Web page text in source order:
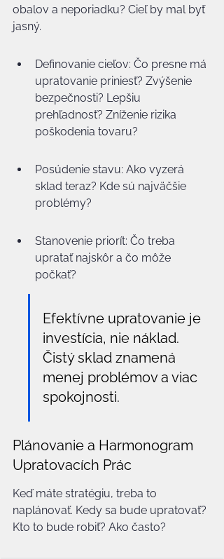
obalov a neporiadku? Cieľ by mal byť
jasný.
Definovanie cieľov: Čo presne má
upratovanie priniesť? Zvýšenie
bezpečnosti? Lepšiu
prehľadnosť? Zníženie rizika
poškodenia tovaru?
Posúdenie stavu: Ako vyzerá
sklad teraz? Kde sú najväčšie
problémy?
Stanovenie priorít: Čo treba
upratať najskôr a čo môže
počkať?
Efektívne upratovanie je
investícia, nie náklad.
Čistý sklad znamená
menej problémov a viac
spokojnosti.
Plánovanie a Harmonogram
Upratovacích Prác
Keď máte stratégiu, treba to
naplánovať. Kedy sa bude upratovať?
Kto to bude robiť? Ako často?